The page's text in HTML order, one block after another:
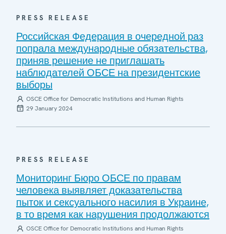
PRESS RELEASE
Российская Федерация в очередной раз
попрала международные обязательства,
приняв решение не приглашать
наблюдателей ОБСЕ на президентские
выборы
OSCE Office for Democratic Institutions and Human Rights
29 January 2024
PRESS RELEASE
Мониторинг Бюро ОБСЕ по правам
человека выявляет доказательства
пыток и сексуального насилия в Украине,
в то время как нарушения продолжаются
OSCE Office for Democratic Institutions and Human Rights